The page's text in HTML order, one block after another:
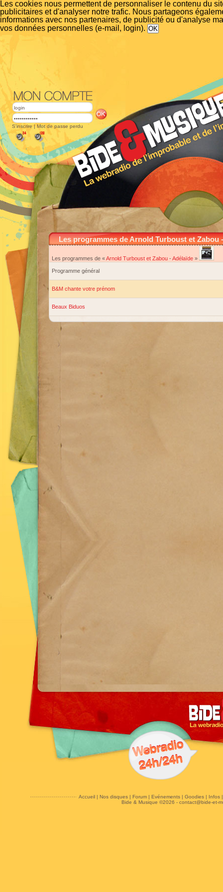
Les cookies nous permettent de personnaliser le contenu du
publicitaires et d'analyser notre trafic. Nous partageons
informations avec nos partenaires, de publicité ou d'analyse
vos données personnelles (e-mail, login).
S'inscrire | Mot de passe perdu
Les programmes de Arnold Turboust et Zabou
Les programmes de «Arnold Turboust et Zabou -Adélaïde »
Programme général
B&M chante votre prénom
Beaux Biduos
Accueil| Nos disques| Forum| Evénements| Goodies| Infos
Bide & Musique ©2026 - contact@bide-et-